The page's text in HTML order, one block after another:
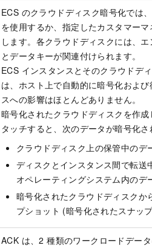
ECS のクラウドディスク暗号化では
を使用するか、指定したカスタマー
します。各クラウドディスクには、
とデータキーが関連付けられます。
ECS インスタンスとそのクラウドデ
は、ホスト上で自動的に暗号化およ
スへの影響はほとんどありません。
暗号化されたクラウドディスクを作
タッチすると、次のデータが暗号化さ
クラウドディスク上の保管中のデ
ディスクとインスタンス間で転送
オペレーティングシステム内のデ
暗号化されたクラウドディスクか
プショット (暗号化されたスナッ
ACK は、2 種類のワークロードデー